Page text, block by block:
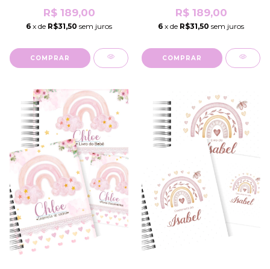
R$ 189,00
6 x de R$31,50 sem juros
COMPRAR
R$ 189,00
6 x de R$31,50 sem juros
COMPRAR